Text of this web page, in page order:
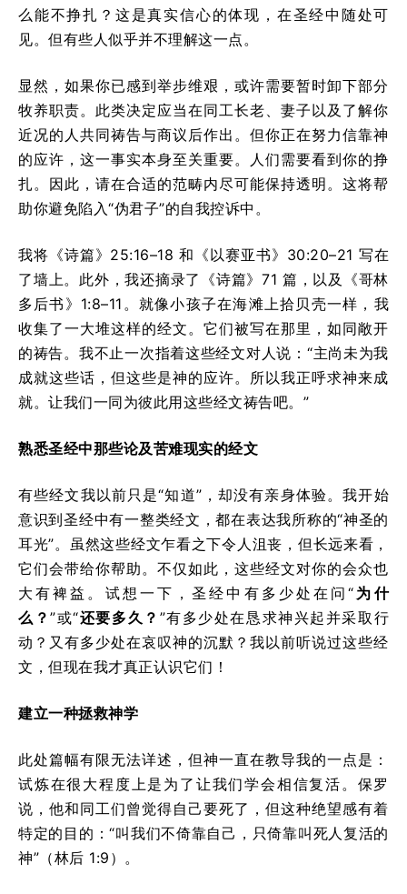
么能不挣扎？这是真实信心的体现，在圣经中随处可
见。但有些人似乎并不理解这一点。
显然，如果你已感到举步维艰，或许需要暂时卸下部分
牧养职责。此类决定应当在同工长老、妻子以及了解你
近况的人共同祷告与商议后作出。但你正在努力信靠神
的应许，这一事实本身至关重要。人们需要看到你的挣
扎。因此，请在合适的范畴内尽可能保持透明。这将帮
助你避免陷入“伪君子”的自我控诉中。
我将《诗篇》25:16–18 和《以赛亚书》30:20–21 写在
了墙上。此外，我还摘录了《诗篇》71 篇，以及《哥林
多后书》1:8–11。就像小孩子在海滩上拾贝壳一样，我
收集了一大堆这样的经文。它们被写在那里，如同敞开
的祷告。我不止一次指着这些经文对人说：“主尚未为我
成就这些话，但这些是神的应许。所以我正呼求神来成
就。让我们一同为彼此用这些经文祷告吧。”
熟悉圣经中那些论及苦难现实的经文
有些经文我以前只是“知道”，却没有亲身体验。我开始
意识到圣经中有一整类经文，都在表达我所称的“神圣的
耳光”。虽然这些经文乍看之下令人沮丧，但长远来看，
它们会带给你帮助。不仅如此，这些经文对你的会众也
大有裨益。试想一下，圣经中有多少处在问“ 为什
么？”或“还要多久？ ”有多少处在恳求神兴起并采取行
动？又有多少处在哀叹神的沉默？我以前听说过这些经
文，但现在我才真正认识它们！
建立一种拯救神学
此处篇幅有限无法详述，但神一直在教导我的一点是：
试炼在很大程度上是为了让我们学会相信复活。保罗
说，他和同工们曾觉得自己要死了，但这种绝望感有着
特定的目的：“叫我们不倚靠自己，只倚靠叫死人复活的
神”（林后 1:9）。